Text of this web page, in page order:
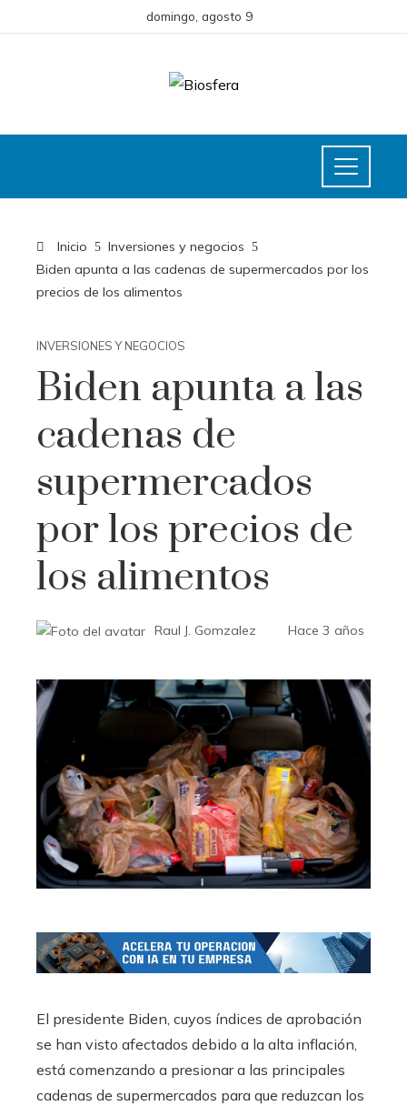
domingo, agosto 9
Inicio
Inversiones y negocios
Biden apunta a las cadenas de supermercados por los
precios de los alimentos
INVERSIONES Y NEGOCIOS
Biden apunta a las
cadenas de
supermercados
por los precios de
los alimentos
Raul J. Gomzalez Hace 3 años
El presidente Biden, cuyos índices de aprobación
se han visto afectados debido a la alta inflación,
está comenzando a presionar a las principales
cadenas de supermercados para que reduzcan los